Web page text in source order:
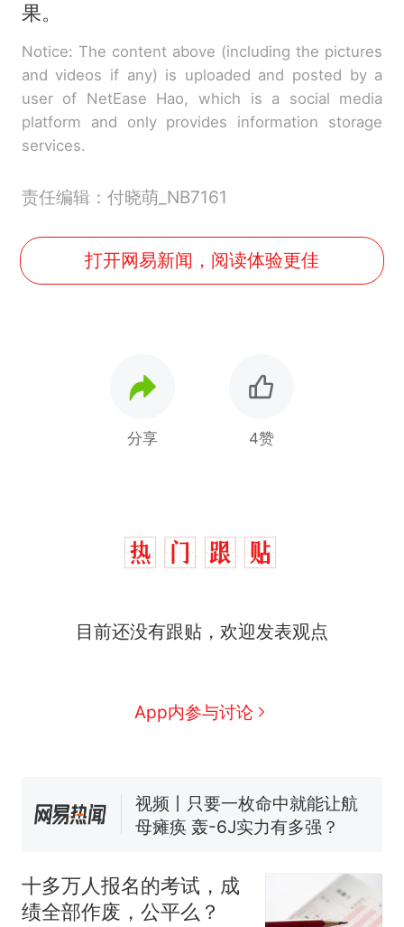
果。
Notice: The content above (including the pictures
and videos if any) is uploaded and posted by a
user of NetEase Hao, which is a social media
platform and only provides information storage
services.
责任编辑：付晓萌_NB7161
打开网易新闻，阅读体验更佳
分享 4赞
目前还没有跟贴，欢迎发表观点
App内参与讨论
新 全球唯一没有法定首都的国
家，刚改国名，总统就邀请中
了……
视频丨只要一枚命中就能让航
母瘫痪 轰-6J实力有多强？
电力部门回应
佛山一中学招聘物理教师，笔
十多万人报名的考试，成
绩全部作废，公平么？